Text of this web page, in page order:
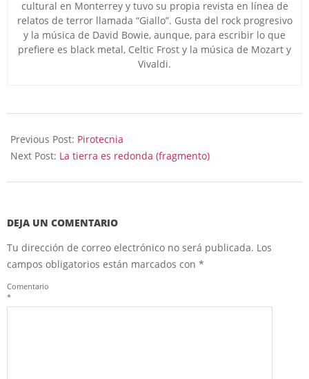
cultural en Monterrey y tuvo su propia revista en línea de
relatos de terror llamada “Giallo”. Gusta del rock progresivo
y la música de David Bowie, aunque, para escribir lo que
prefiere es black metal, Celtic Frost y la música de Mozart y
Vivaldi.
05-
17
Previous Post: Pirotecnia
Next Post: La tierra es redonda (fragmento)
DEJA UN COMENTARIO
Tu dirección de correo electrónico no será publicada. Los
campos obligatorios están marcados con *
Comentario
*